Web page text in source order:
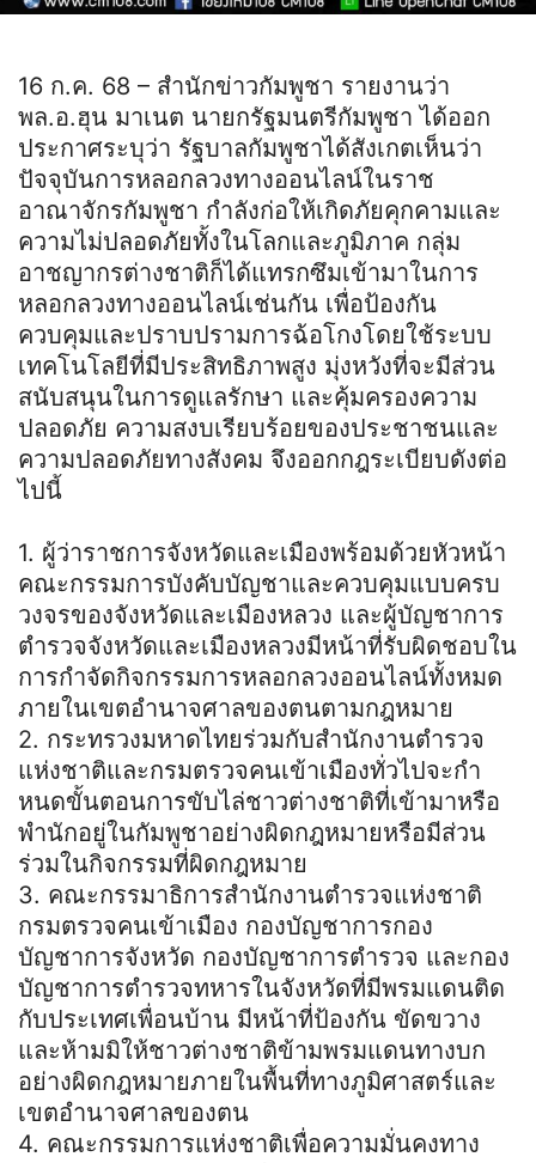
16 ก.ค. 68 – สำนักข่าวกัมพูชา รายงานว่า
พล.อ.ฮุน มาเนต นายกรัฐมนตรีกัมพูชา ได้ออก
ประกาศระบุว่า รัฐบาลกัมพูชาได้สังเกตเห็นว่า
ปัจจุบันการหลอกลวงทางออนไลน์ในราช
อาณาจักรกัมพูชา กำลังก่อให้เกิดภัยคุกคามและ
ความไม่ปลอดภัยทั้งในโลกและภูมิภาค กลุ่ม
อาชญากรต่างชาติก็ได้แทรกซึมเข้ามาในการ
หลอกลวงทางออนไลน์เช่นกัน เพื่อป้องกัน
ควบคุมและปราบปรามการฉ้อโกงโดยใช้ระบบ
เทคโนโลยีที่มีประสิทธิภาพสูง มุ่งหวังที่จะมีส่วน
สนับสนุนในการดูแลรักษา และคุ้มครองความ
ปลอดภัย ความสงบเรียบร้อยของประชาชนและ
ความปลอดภัยทางสังคม จึงออกกฎระเบียบดังต่อ
ไปนี้
1. ผู้ว่าราชการจังหวัดและเมืองพร้อมด้วยหัวหน้า
คณะกรรมการบังคับบัญชาและควบคุมแบบครบ
วงจรของจังหวัดและเมืองหลวง และผู้บัญชาการ
ตํารวจจังหวัดและเมืองหลวงมีหน้าที่รับผิดชอบใน
การกําจัดกิจกรรมการหลอกลวงออนไลน์ทั้งหมด
ภายในเขตอํานาจศาลของตนตามกฎหมาย
2. กระทรวงมหาดไทยร่วมกับสํานักงานตํารวจ
แห่งชาติและกรมตรวจคนเข้าเมืองทั่วไปจะกํา
หนดขั้นตอนการขับไล่ชาวต่างชาติที่เข้ามาหรือ
พํานักอยู่ในกัมพูชาอย่างผิดกฎหมายหรือมีส่วน
ร่วมในกิจกรรมที่ผิดกฎหมาย
3. คณะกรรมาธิการสํานักงานตํารวจแห่งชาติ
กรมตรวจคนเข้าเมือง กองบัญชาการกอง
บัญชาการจังหวัด กองบัญชาการตํารวจ และกอง
บัญชาการตํารวจทหารในจังหวัดที่มีพรมแดนติด
กับประเทศเพื่อนบ้าน มีหน้าที่ป้องกัน ขัดขวาง
และห้ามมิให้ชาวต่างชาติข้ามพรมแดนทางบก
อย่างผิดกฎหมายภายในพื้นที่ทางภูมิศาสตร์และ
เขตอํานาจศาลของตน
4. คณะกรรมการแห่งชาติเพื่อความมั่นคงทาง